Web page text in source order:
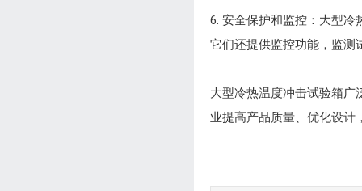
6. 安全保护和监控：大型
它们还提供监控功能，监测
大型冷热温度冲击试验箱广
业提高产品质量、优化设计